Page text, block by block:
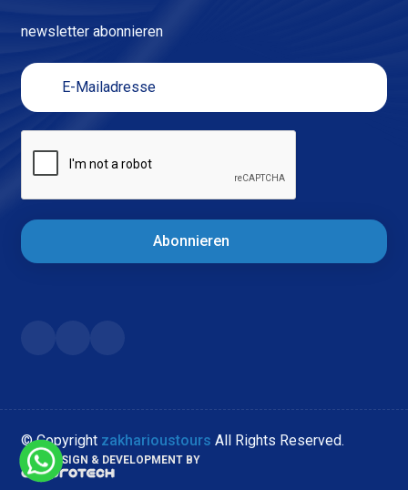
newsletter abonnieren
Abonnieren
© Copyright zakharioustours All Rights Reserved.
WEB DESIGN & DEVELOPMENT BY